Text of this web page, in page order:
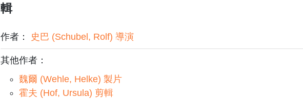
輯
作者： 史巴 (Schubel, Rolf) 導演
其他作者：
魏爾 (Wehle, Helke) 製片
霍夫 (Hof, Ursula) 剪輯